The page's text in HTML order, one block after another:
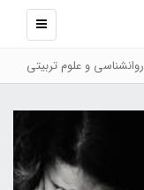
نمایش
روانشناسی و علوم تربیتی